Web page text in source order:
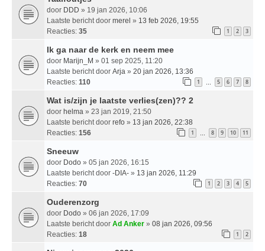
door DDD » 19 jan 2026, 10:06
Laatste bericht door merel » 13 feb 2026, 19:55
Reacties: 35 1 2 3
Ik ga naar de kerk en neem mee
door Marijn_M » 01 sep 2025, 11:20
Laatste bericht door Arja » 20 jan 2026, 13:36
Reacties: 110 1 … 5 6 7 8
Wat is/zijn je laatste verlies(zen)?? 2
door helma » 23 jan 2019, 21:50
Laatste bericht door refo » 13 jan 2026, 22:38
Reacties: 156 1 … 8 9 10 11
Sneeuw
door Dodo » 05 jan 2026, 16:15
Laatste bericht door -DIA- » 13 jan 2026, 11:29
Reacties: 70 1 2 3 4 5
Ouderenzorg
door Dodo » 06 jan 2026, 17:09
Laatste bericht door Ad Anker » 08 jan 2026, 09:56
Reacties: 18 1 2